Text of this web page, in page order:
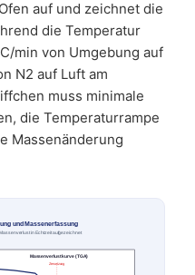
auf und zeichnet die
die Temperatur
min von Umgebung auf
N2 auf Luft am
muss minimale
die Temperaturrampe
Massenänderung
und Massenerfassung
in Echtzeit aufgezeichnet
Massenverlustkurve (TGA)
Zersetzung